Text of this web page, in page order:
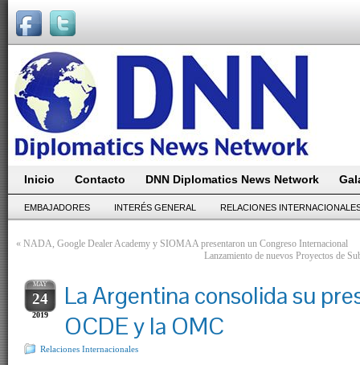
Inicio Contacto DNN Diplomatics News Network
EMBAJADORES INTERÉS GENERAL RELACIONES
« NADA, Google Dealer Academy y SIOMAA presentaron un Congreso Internacional
Lanzamiento de nuevos Proyectos de
MAY
24
2019
La Argentina consolida su
OCDE y la OMC
Relaciones Internacionales